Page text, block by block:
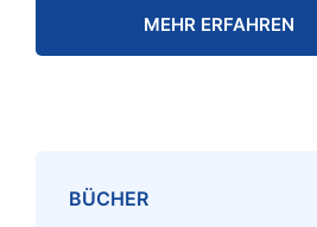
MEHR ERFAHREN
BÜCHER